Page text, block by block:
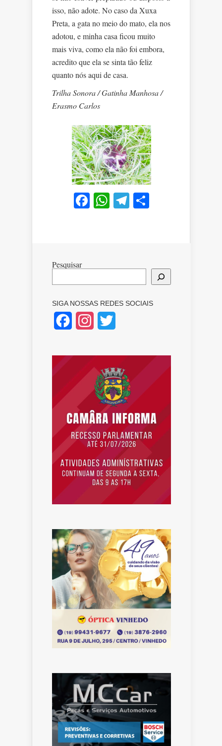
isso, não adote. No caso da Xuxa
Preta, a gata no meio do mato, ela nos
adotou, e minha casa ficou muito
mais viva, como ela não foi embora,
acredito que ela se sinta tão feliz
quanto nós aqui de casa.
Trilha Sonora / Gatinha Manhosa /
Erasmo Carlos
Facebook
WhatsApp
Telegram
Pesquisar
SIGA NOSSAS REDES SOCIAIS
FacebookInstagram